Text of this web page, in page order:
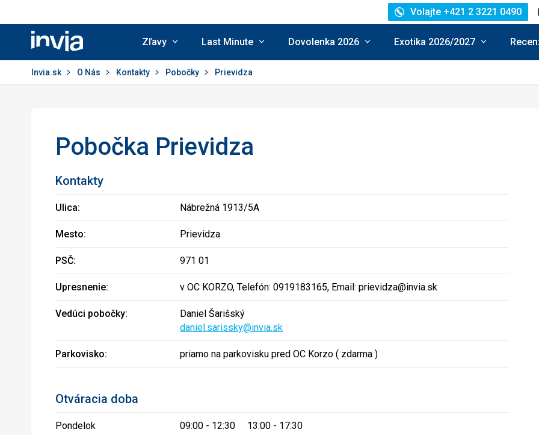
Invia.sk
Volajte +421 2 3221 0490
Zľavy Last Minute Dovolenka 2026 Exotika 2026/2027
Invia.sk O Nás Kontakty Pobočky Prievidza
Pobočka Prievidza
Kontakty
Ulica: Nábrežná 1913/5A
Mesto: Prievidza
PSČ: 971 01
Upresnenie: v OC KORZO, Telefón: 0919183165, Email: prievidza@invia.sk
Vedúci pobočky:
Daniel Šarišský
daniel.sarissky@invia.sk
Parkovisko: priamo na parkovisku pred OC Korzo ( zdarma )
Otváracia doba
Pondelok 09:00 - 12:30 13:00 - 17:30